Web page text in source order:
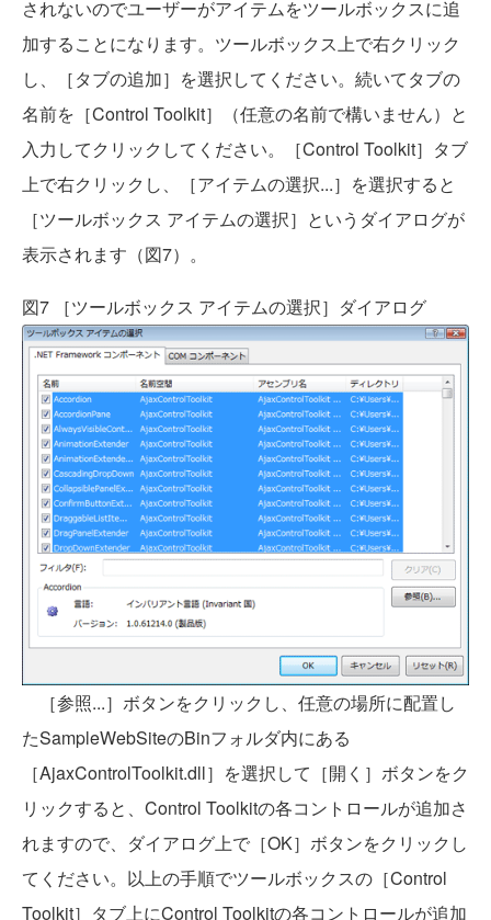
されないのでユーザーがアイテムをツールボックスに追
加することになります。ツールボックス上で右クリック
し、［タブの追加］を選択してください。続いてタブの
名前を［Control Toolkit］（任意の名前で構いません）と
入力してクリックしてください。［Control Toolkit］タブ
上で右クリックし、［アイテムの選択...］を選択すると
［ツールボックス アイテムの選択］というダイアログが
表示されます（図7）。
図7 ［ツールボックス アイテムの選択］ダイアログ
［参照...］ボタンをクリックし、任意の場所に配置し
たSampleWebSiteのBinフォルダ内にある
［AjaxControlToolkit.dll］を選択して［開く］ボタンをク
リックすると、Control Toolkitの各コントロールが追加さ
れますので、ダイアログ上で［OK］ボタンをクリックし
てください。以上の手順でツールボックスの［Control
Toolkit］タブ上にControl Toolkitの各コントロールが追加